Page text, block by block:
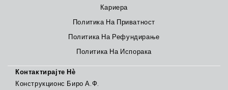
Кариера
Политика На Приватност
Политика На Рефундирање
Политика На Испорака
Контактирајте Нѐ
Конструкционс Биро А.Ф.